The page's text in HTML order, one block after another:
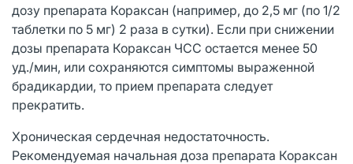
дозу препарата Кораксан (например, до 2,5 мг (по 1/2
таблетки по 5 мг) 2 раза в сутки). Если при снижении
дозы препарата Кораксан ЧСС остается менее 50
уд./мин, или сохраняются симптомы выраженной
брадикардии, то прием препарата следует
прекратить.
Хроническая сердечная недостаточность.
Рекомендуемая начальная доза препарата Кораксан